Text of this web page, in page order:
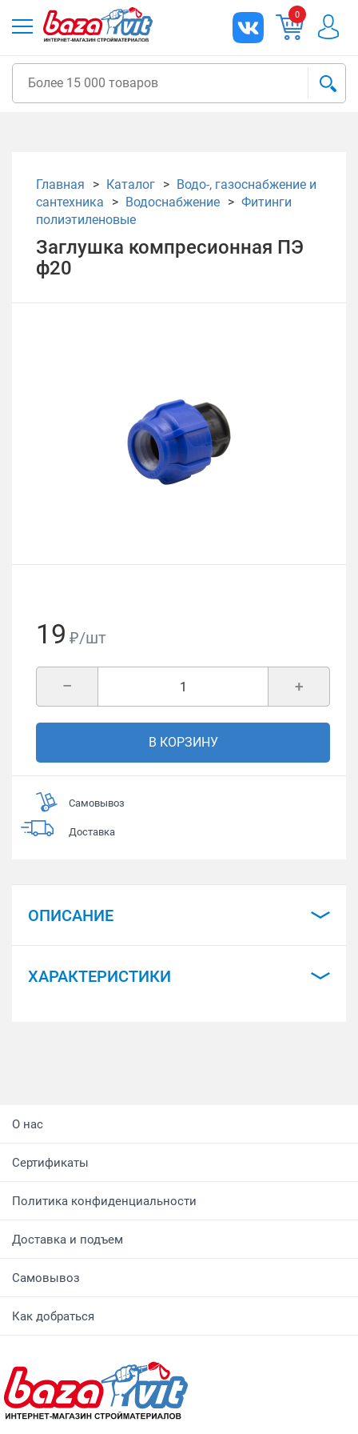
0
Главная Каталог
Водо-, газоснабжение и
сантехника
Водоснабжение
Фитинги
полиэтиленовые
Заглушка компресионная ПЭ
ф20
19 ₽/шт
+
–
В КОРЗИНУ
Самовывоз
Доставка
ОПИСАНИЕ
ХАРАКТЕРИСТИКИ
О нас
Сертификаты
Политика конфиденциальности
Доставка и подъем
Самовывоз
Как добраться